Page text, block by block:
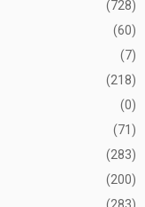
(728)
(60)
(7)
(218)
(0)
(71)
(283)
(200)
(283)